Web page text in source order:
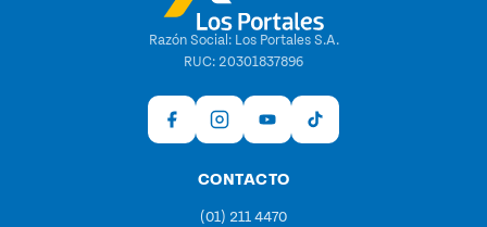
Razón Social: Los Portales S.A.
RUC: 20301837896
CONTACTO
(01) 211 4470